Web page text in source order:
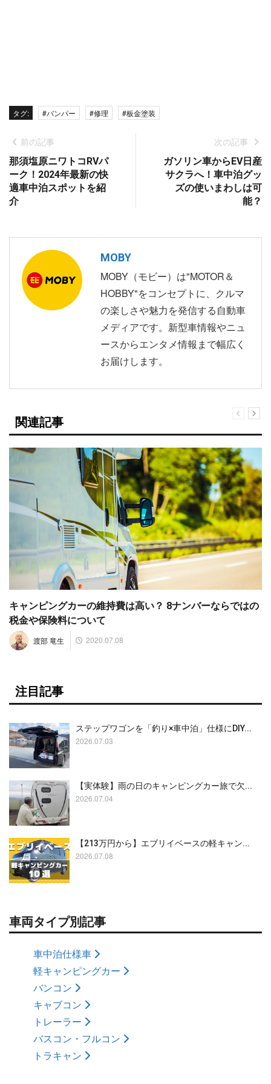
タグ: #バンパー #修理 #板金塗装
前の記事
那須塩原ニワトコRVパ
ーク！2024年最新の快
適車中泊スポットを紹
介
次の記事
ガソリン車からEV日産
サクラへ！車中泊グッ
ズの使いまわしは可
能？
MOBY
MOBY（モビー）は"MOTOR＆
HOBBY"をコンセプトに、クルマ
の楽しさや魅力を発信する自動車
メディアです。新型車情報やニュ
ースからエンタメ情報まで幅広く
お届けします。
関連記事
キャンピングカーの維持費は高い？ 8ナンバーならではの
税金や保険料について
渡部 竜生 2020.07.08
注目記事
ステップワゴンを「釣り×車中泊」仕様にDIY...
2026.07.03
【実体験】雨の日のキャンピングカー旅で欠...
2026.07.04
【213万円から】エブリイベースの軽キャン...
2026.07.08
車両タイプ別記事
車中泊仕様車
軽キャンピングカー
バンコン
キャブコン
トレーラー
バスコン・フルコン
トラキャン